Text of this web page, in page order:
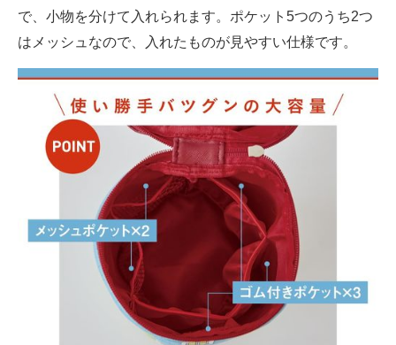
で、小物を分けて入れられます。ポケット5つのうち2つ
はメッシュなので、入れたものが見やすい仕様です。